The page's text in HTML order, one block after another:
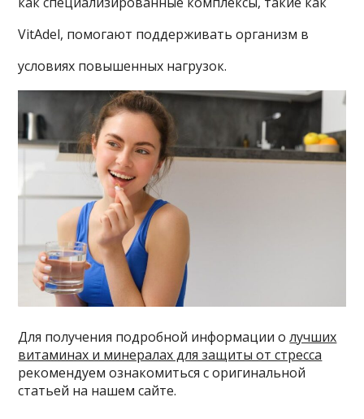
VitAdel, помогают поддерживать организм в
условиях повышенных нагрузок.
Для получения подробной информации олучших
витаминах и минералах для защиты от стресса
рекомендуем ознакомиться с оригинальной
статьей на нашем сайте.